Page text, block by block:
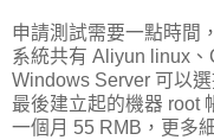
申請測試需要一點時間
系統共有 Aliyun linux
Windows Server 可以
最後建立起的機器 root
一個月 55 RMB，更多